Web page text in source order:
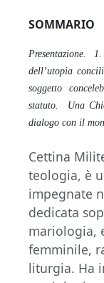
SOMMARIO
Presentazione.
dell’utopia
soggetto
statuto. Una
dialogo con il
Cettina
teologia, è
impegnate
dedicata
mariologia,
femminile,
liturgia. Ha